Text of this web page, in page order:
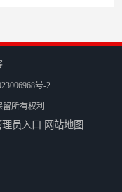
号-2
留所有权利.
理员入口 网站地图